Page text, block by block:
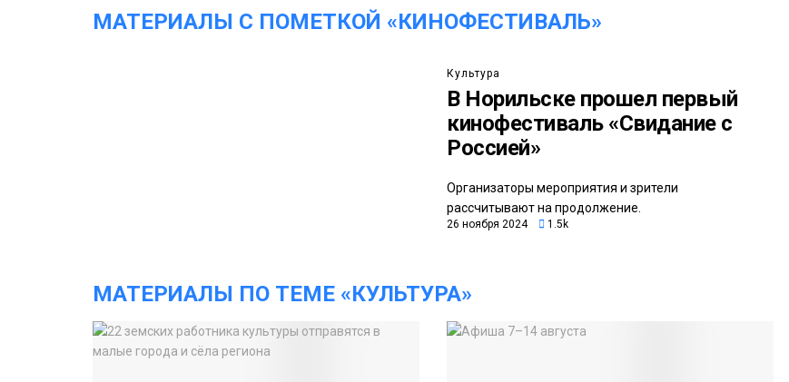
МАТЕРИАЛЫ С ПОМЕТКОЙ «КИНОФЕСТИВАЛЬ»
Культура
В Норильске прошел первый
кинофестиваль «Свидание с
Россией»
Организаторы мероприятия и зрители
рассчитывают на продолжение.
26 ноября 2024 1.5k
МАТЕРИАЛЫ ПО ТЕМЕ «КУЛЬТУРА»